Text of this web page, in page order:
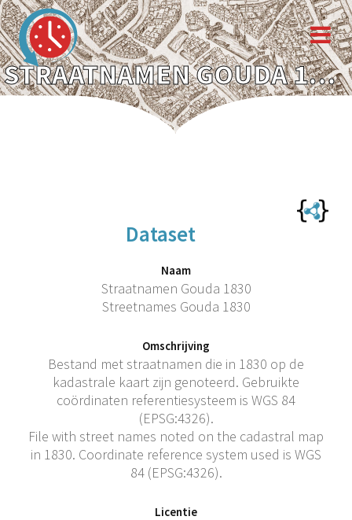
STRAATNAMEN GOUDA 1830
Dataset
Naam
Straatnamen Gouda 1830
Streetnames Gouda 1830
Omschrijving
Bestand met straatnamen die in 1830 op de
kadastrale kaart zijn genoteerd. Gebruikte
coördinaten referentiesysteem is WGS 84
(EPSG:4326).
File with street names noted on the cadastral map
in 1830. Coordinate reference system used is WGS
84 (EPSG:4326).
Licentie